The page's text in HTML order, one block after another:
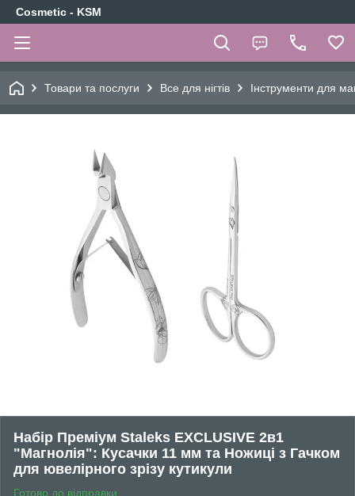
Cosmetic - KSM
Товари та послуги Все для нігтів Інструменти для
Набір Преміум Staleks EXCLUSIVE 2в1
"Магнолія": Кусачки 11 мм та Ножиці з Гачком
для ювелірного зрізу кутикули
Готово до відправки